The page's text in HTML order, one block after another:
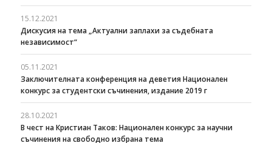
15.12.2021
Дискусия на тема „Актуални заплахи за съдебната
независимост“
05.11.2021
Заключителната конференция на деветия Национален
конкурс за студентски съчинения, издание 2019 г
28.10.2021
В чест на Кристиан Таков: Национален конкурс за научни
съчинения на свободно избрана тема